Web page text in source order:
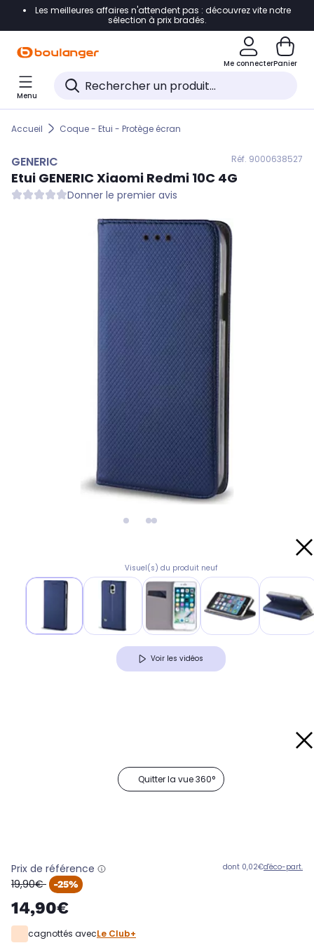
Accéder directement à la navigation
Accéder directement au pied de page
Accéder directement au chatbot
Les meilleures affaires n'attendent pas : découvrez vite notre
sélection à prix bradés.
Me connecterPanier
Menu
Accueil Coque - Etui - Protège écran
GENERIC Réf. 9000638527
Etui GENERICXiaomi Redmi 10C 4G
Donner le premier avis
Visuel(s) du produit neuf
Voir les vidéos
Quitter la vue 360°
Prix de référence
oldPrice
19,90€ -25%
14,90€
dont 0,02€d'éco-part.
cagnottés avecLe Club+